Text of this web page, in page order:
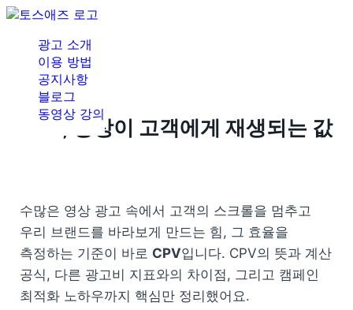
광고 소개
이용 방법
공지사항
블로그
동영상 강의
CPV, 영상이 고객에게 재생되는 값
수많은 영상 광고 속에서 고객의 스크롤을 멈추고
우리 브랜드를 바라보게 만드는 힘, 그 효율을
측정하는 기준이 바로 CPV입니다. CPV의 뜻과 계산
공식, 다른 광고비 지표와의 차이점, 그리고 캠페인
최적화 노하우까지 핵심만 정리했어요.